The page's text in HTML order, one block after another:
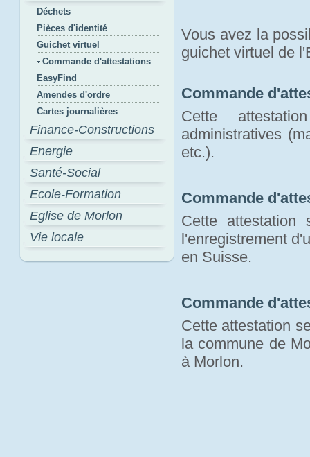
Déchets
Pièces d'identité
Guichet virtuel
Commande d'attestations
EasyFind
Amendes d'ordre
Cartes journalières
Finance-Constructions
Energie
Santé-Social
Ecole-Formation
Eglise de Morlon
Vie locale
Vous avez la
guichet virtuel de
Commande
Cette
administratives
etc.).
Commande
Cette
l'enregistrement
en Suisse.
Commande
Cette attestation
la commune de
à Morlon.